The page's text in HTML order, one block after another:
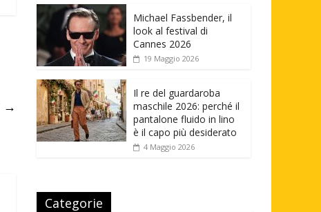
→
Michael Fassbender, il
look al festival di
Cannes 2026
19 Maggio 2026
Il re del guardaroba
maschile 2026: perché il
pantalone fluido in lino
è il capo più desiderato
4 Maggio 2026
Categorie